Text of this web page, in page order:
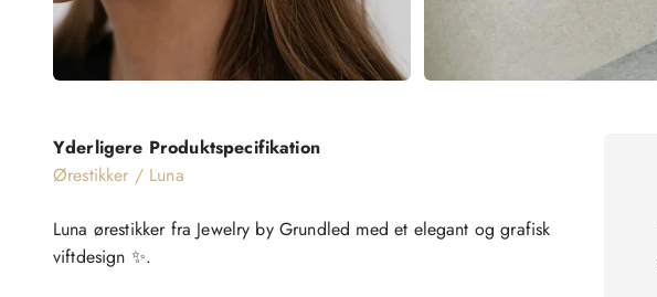
Yderligere Produktspecifikation
Ørestikker / Luna
Luna ørestikker fra Jewelry by Grundled med et elegant og grafisk
viftdesign ✨.